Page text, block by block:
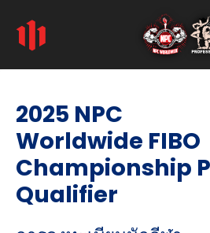
2025 NPC
Worldwide FIBO
Championship
Qualifier